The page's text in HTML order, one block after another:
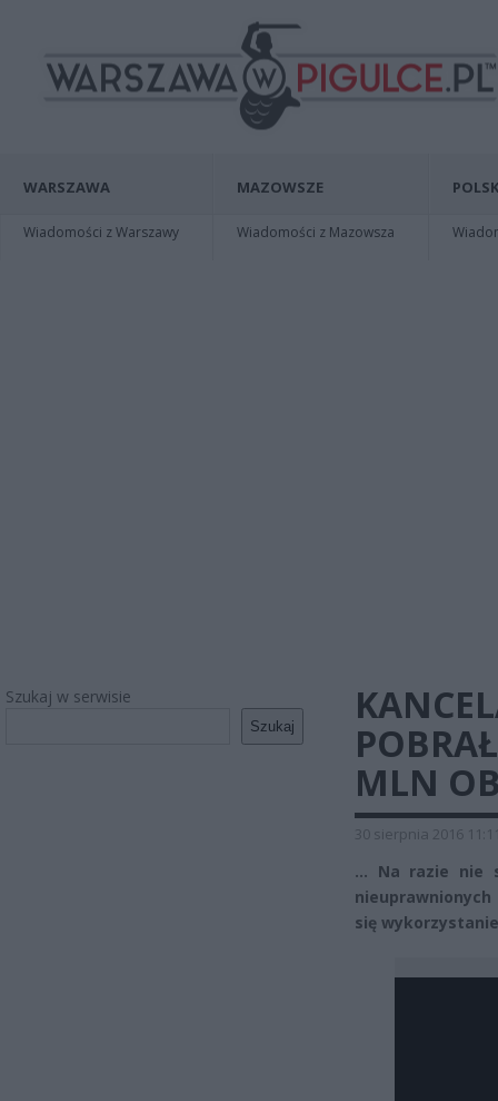
WARSZAWA
Wiadomości z Warszawy
MAZOWSZE
Wiadomości z Mazowsza
Szukaj w serwisie
Szukaj
MLN
30 sierpnia 2016
… Na razie nie
się